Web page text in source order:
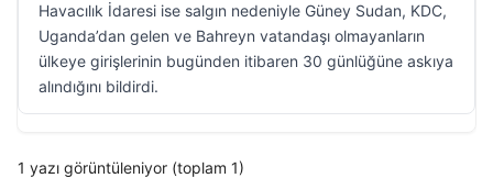
Havacılık İdaresi ise salgın nedeniyle Güney Sudan, KDC,
Uganda’dan gelen ve Bahreyn vatandaşı olmayanların
ülkeye girişlerinin bugünden itibaren 30 günlüğüne askıya
alındığını bildirdi.
1 yazı görüntüleniyor (toplam 1)